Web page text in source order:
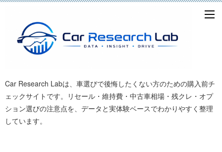
Car Research Labは、車選びで後悔したくない方のための購入前チ
ェックサイトです。リセール・維持費・中古車相場・残クレ・オプ
ション選びの注意点を、データと実体験ベースでわかりやすく整理
しています。